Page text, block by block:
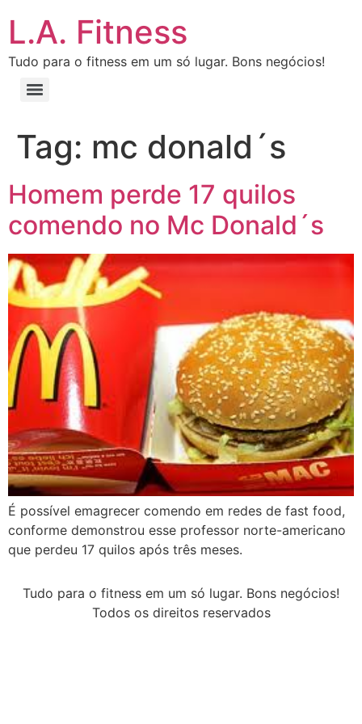
L.A. Fitness
Tudo para o fitness em um só lugar. Bons negócios!
Tag: mc donald´s
Homem perde 17 quilos
comendo no Mc Donald´s
É possível emagrecer comendo em redes de fast food,
conforme demonstrou esse professor norte-americano
que perdeu 17 quilos após três meses.
Tudo para o fitness em um só lugar. Bons negócios!
Todos os direitos reservados